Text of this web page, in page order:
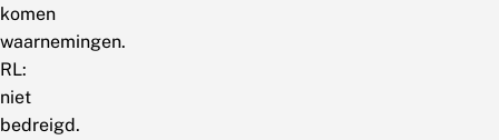
komen
waarnemingen.
RL:
niet
bedreigd.